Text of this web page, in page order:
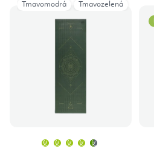
Tmavomodrá Tmavozelená